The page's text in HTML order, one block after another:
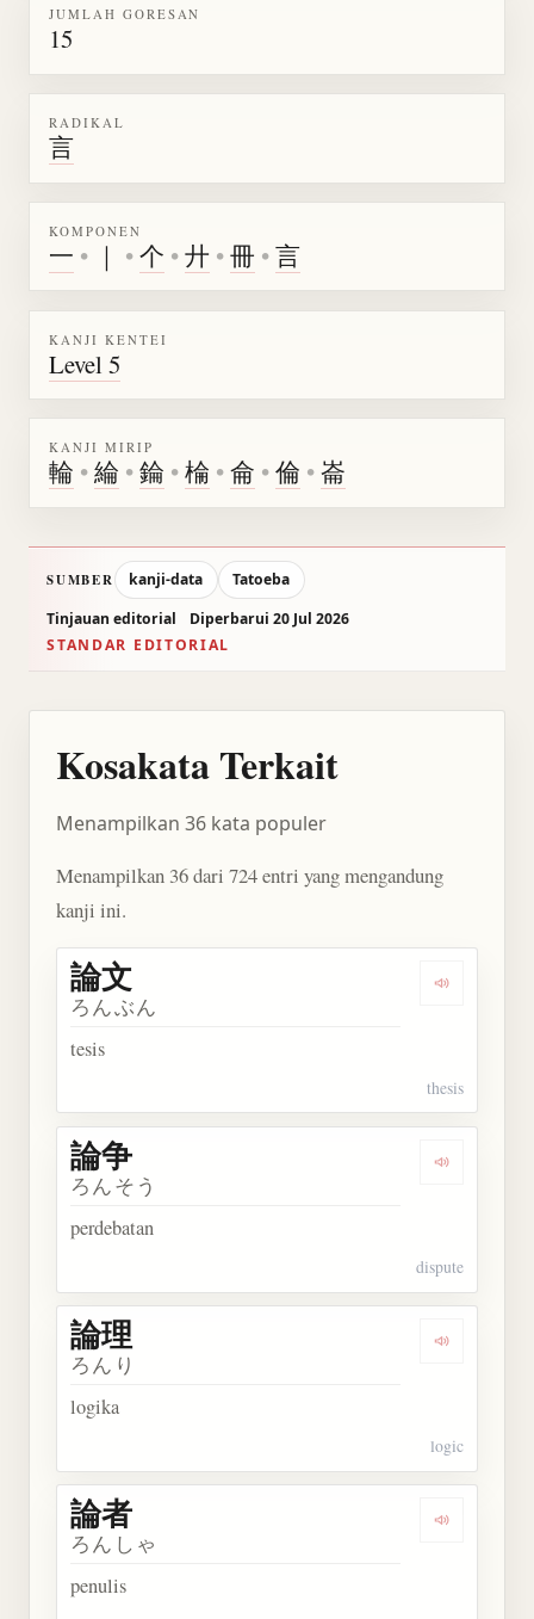
JUMLAH GORESAN
15
RADIKAL
言
KOMPONEN
一 • ｜ •个 •廾 •冊 •言
KANJI KENTEI
Level 5
KANJI MIRIP
輪 •綸 •錀 •棆 •侖 •倫 •崙
SUMBER kanji-data
Tatoeba
Tinjauan editorial
Diperbarui 20 Jul 2026
STANDAR EDITORIAL
Kosakata Terkait
Menampilkan 36 kata populer
Menampilkan 36 dari 724 entri yang mengandung
kanji ini.
Dengarkan
論文
ろんぶん
tesis
thesis
Dengarkan
論争
ろんそう
perdebatan
dispute
Dengarkan
論理
ろんり
logika
logic
Dengarkan
論者
ろんしゃ
penulis